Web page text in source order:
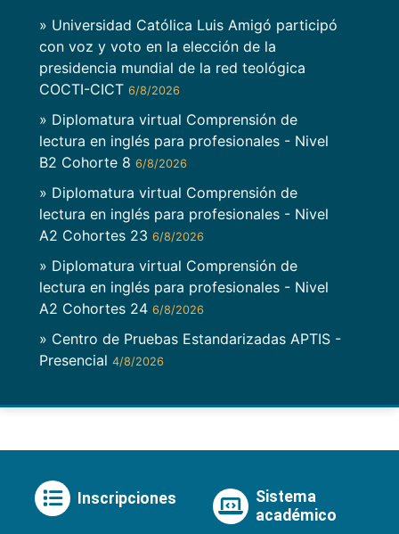
» Universidad Católica Luis Amigó participó
con voz y voto en la elección de la
presidencia mundial de la red teológica
COCTI-CICT 6/8/2026
» Diplomatura virtual Comprensión de
lectura en inglés para profesionales - Nivel
B2 Cohorte 8 6/8/2026
» Diplomatura virtual Comprensión de
lectura en inglés para profesionales - Nivel
A2 Cohortes 23 6/8/2026
» Diplomatura virtual Comprensión de
lectura en inglés para profesionales - Nivel
A2 Cohortes 24 6/8/2026
» Centro de Pruebas Estandarizadas APTIS -
Presencial 4/8/2026
Inscripciones
Sistema
académico